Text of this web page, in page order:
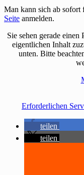
Man kann sich ab sofort
Seite anmelden.
Sie sehen gerade einen
eigentlichen Inhalt
unten. Bitte
Erforderlichen
teilen
teilen